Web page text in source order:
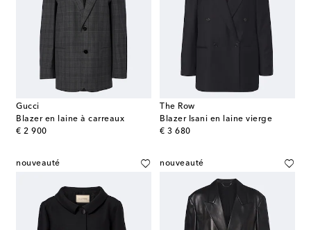
Gucci
Blazer en laine à carreaux
€ 2 900
original price
The Row
Blazer Isani en laine vierge
€ 3 680
original price
nouveauté nouveauté